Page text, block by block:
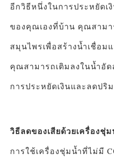
อีกวิธีหนึ่งในการประหยัดเ
ของคุณเองที่บ้าน คุณสามา
สมุนไพรเพื่อสร้างน้ำเชื่อ
คุณสามารถเติมลงในน้ำอั
การประหยัดเงินและลดป
วิธีลดของเสียด้วยเครื่องชุ่
การใช้เครื่องชุ่มน้ำที่ไม่มี